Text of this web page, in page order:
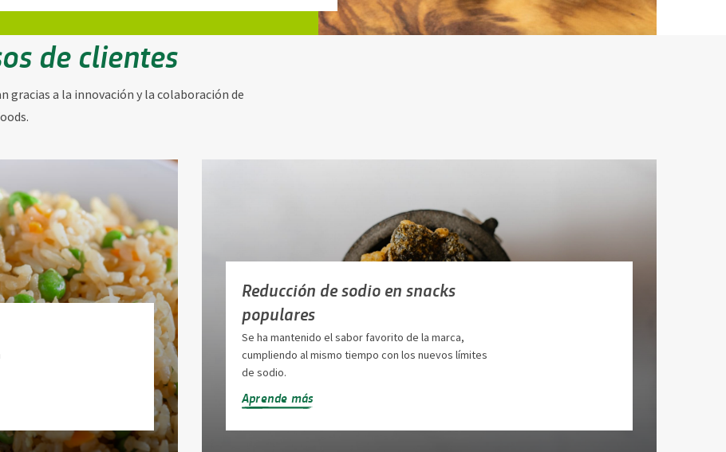
de clientes
gracias a la innovación y la colaboración de
Reducción de sodio en snacks
populares
Se ha mantenido el sabor favorito de la marca,
cumpliendo al mismo tiempo con los nuevos límites
de sodio.
Aprende más